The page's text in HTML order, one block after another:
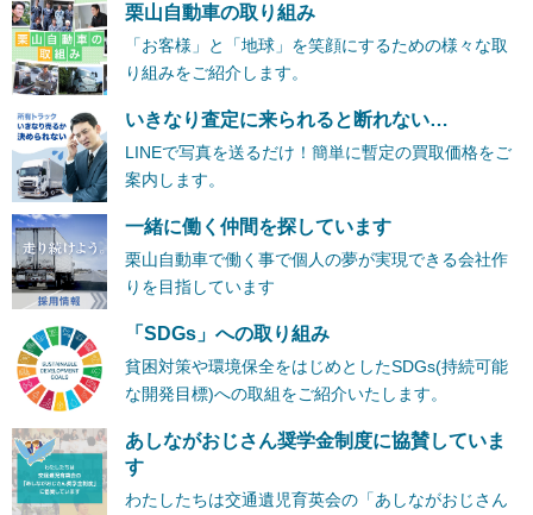
栗山自動車の取り組み
「お客様」と「地球」を笑顔にするための様々な取
り組みをご紹介します。
いきなり査定に来られると断れない…
LINEで写真を送るだけ！簡単に暫定の買取価格をご
案内します。
一緒に働く仲間を探しています
栗山自動車で働く事で個人の夢が実現できる会社作
りを目指しています
「SDGs」への取り組み
貧困対策や環境保全をはじめとしたSDGs(持続可能
な開発目標)への取組をご紹介いたします。
あしながおじさん奨学金制度に協賛していま
す
わたしたちは交通遺児育英会の「あしながおじさん